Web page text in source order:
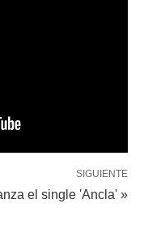
SIGUIENTE
el single 'Ancla' »